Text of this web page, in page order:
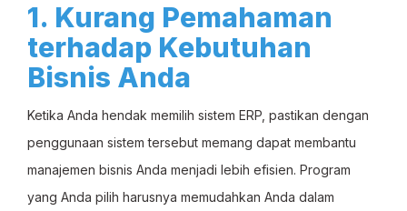
1. Kurang Pemahaman
terhadap Kebutuhan
Bisnis Anda
Ketika Anda hendak memilih sistem ERP, pastikan dengan
penggunaan sistem tersebut memang dapat membantu
manajemen bisnis Anda menjadi lebih efisien. Program
yang Anda pilih harusnya memudahkan Anda dalam